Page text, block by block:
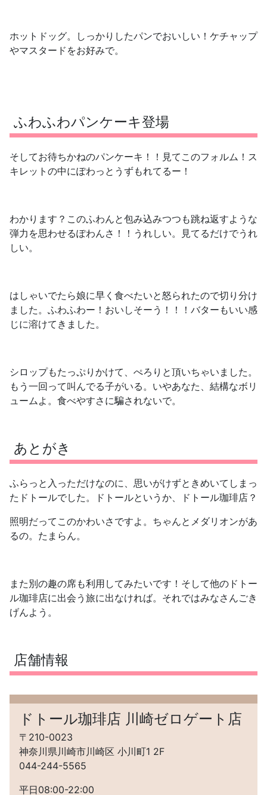
ホットドッグ。しっかりしたパンでおいしい！ケチャップ
やマスタードをお好みで。
ふわふわパンケーキ登場
そしてお待ちかねのパンケーキ！！見てこのフォルム！ス
キレットの中にぽわっとうずもれてるー！
わかります？このふわんと包み込みつつも跳ね返すような
弾力を思わせるぽわんさ！！うれしい。見てるだけでうれ
しい。
はしゃいでたら娘に早く食べたいと怒られたので切り分け
ました。ふわふわー！おいしそーう！！！バターもいい感
じに溶けてきました。
シロップもたっぷりかけて、ぺろりと頂いちゃいました。
もう一回って叫んでる子がいる。いやあなた、結構なボリ
ュームよ。食べやすさに騙されないで。
あとがき
ふらっと入っただけなのに、思いがけずときめいてしまっ
たドトールでした。ドトールというか、ドトール珈琲店？
照明だってこのかわいさですよ。ちゃんとメダリオンがあ
るの。たまらん。
また別の趣の席も利用してみたいです！そして他のドトー
ル珈琲店に出会う旅に出なければ。それではみなさんごき
げんよう。
店舗情報
ドトール珈琲店 川崎ゼロゲート店
〒210-0023
神奈川県川崎市川崎区 小川町1 2F
044-244-5565
平日08:00-22:00